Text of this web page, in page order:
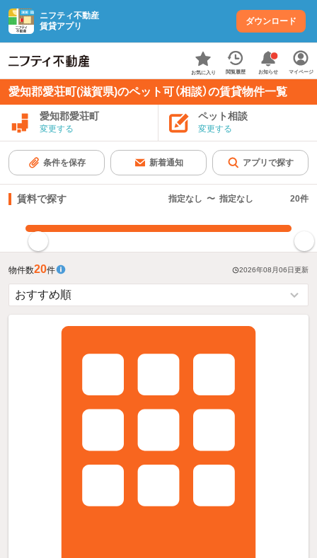
ニフティ不動産
賃貸アプリ
ダウンロード
お気に入り 閲覧履歴 お知らせ マイページ
愛知郡愛荘町(滋賀県)のペット可（相談）の賃貸物件一覧
愛知郡愛荘町
変更する
ペット相談
変更する
条件を保存 新着通知 アプリで探す
賃料で探す 指定なし 〜 指定なし 20件
物件数20件 2026年08月06日更新